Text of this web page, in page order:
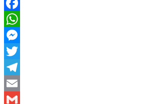
Facebook
WhatsApp
Messenger
Twitter
Telegram
Email